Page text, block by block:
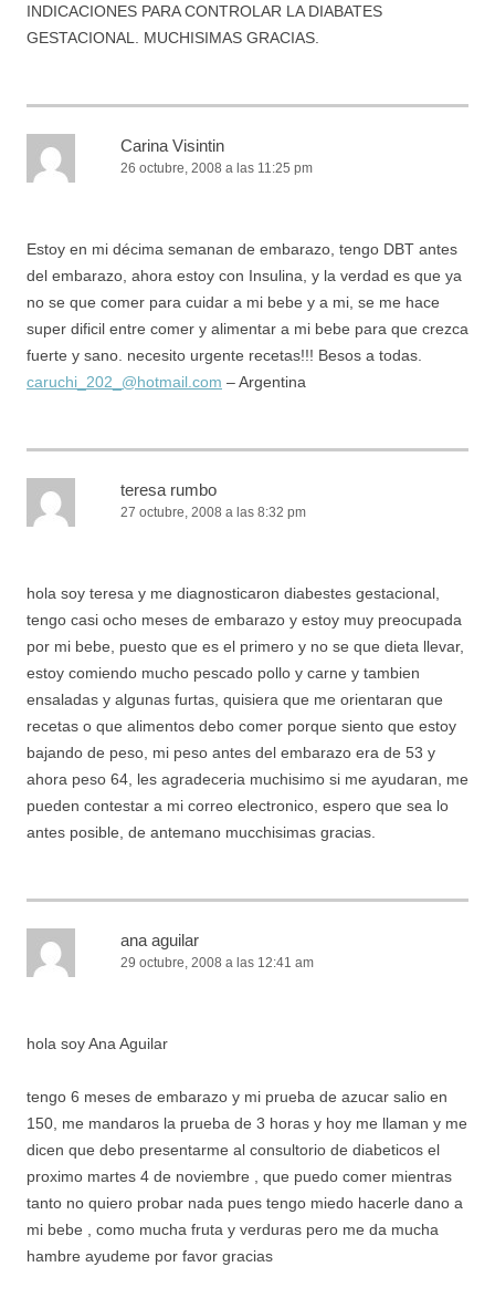
INDICACIONES PARA CONTROLAR LA DIABATES
GESTACIONAL. MUCHISIMAS GRACIAS.
Carina Visintin
26 octubre, 2008 a las 11:25 pm
Estoy en mi décima semanan de embarazo, tengo DBT antes
del embarazo, ahora estoy con Insulina, y la verdad es que ya
no se que comer para cuidar a mi bebe y a mi, se me hace
super dificil entre comer y alimentar a mi bebe para que crezca
fuerte y sano. necesito urgente recetas!!! Besos a todas.
caruchi_202_@hotmail.com – Argentina
teresa rumbo
27 octubre, 2008 a las 8:32 pm
hola soy teresa y me diagnosticaron diabestes gestacional,
tengo casi ocho meses de embarazo y estoy muy preocupada
por mi bebe, puesto que es el primero y no se que dieta llevar,
estoy comiendo mucho pescado pollo y carne y tambien
ensaladas y algunas furtas, quisiera que me orientaran que
recetas o que alimentos debo comer porque siento que estoy
bajando de peso, mi peso antes del embarazo era de 53 y
ahora peso 64, les agradeceria muchisimo si me ayudaran, me
pueden contestar a mi correo electronico, espero que sea lo
antes posible, de antemano mucchisimas gracias.
ana aguilar
29 octubre, 2008 a las 12:41 am
hola soy Ana Aguilar
tengo 6 meses de embarazo y mi prueba de azucar salio en
150, me mandaros la prueba de 3 horas y hoy me llaman y me
dicen que debo presentarme al consultorio de diabeticos el
proximo martes 4 de noviembre , que puedo comer mientras
tanto no quiero probar nada pues tengo miedo hacerle dano a
mi bebe , como mucha fruta y verduras pero me da mucha
hambre ayudeme por favor gracias